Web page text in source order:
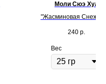
Моли Сюэ Хуа
"Жасминовая
240 р.
Вес